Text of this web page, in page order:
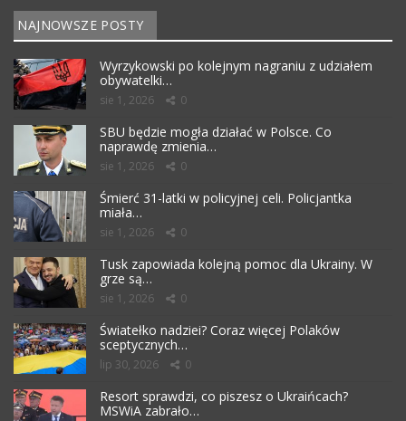
NAJNOWSZE POSTY
Wyrzykowski po kolejnym nagraniu z udziałem
obywatelki…
sie 1, 2026 0
SBU będzie mogła działać w Polsce. Co
naprawdę zmienia…
sie 1, 2026 0
Śmierć 31-latki w policyjnej celi. Policjantka
miała…
sie 1, 2026 0
Tusk zapowiada kolejną pomoc dla Ukrainy. W
grze są…
sie 1, 2026 0
Światełko nadziei? Coraz więcej Polaków
sceptycznych…
lip 30, 2026 0
Resort sprawdzi, co piszesz o Ukraińcach?
MSWiA zabrało…